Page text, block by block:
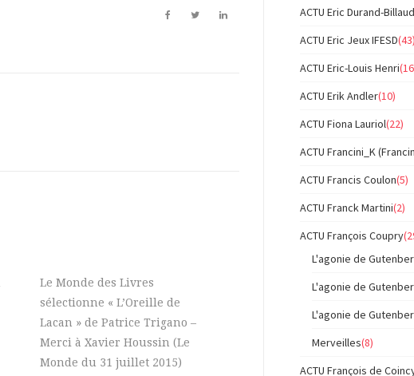
Le Monde des Livres
sélectionne « L’Oreille de
Lacan » de Patrice Trigano –
Merci à Xavier Houssin (Le
Monde du 31 juillet 2015)
ACTU Eric Durand-Billaud
ACTU Eric Jeux IFESD(43)
ACTU Eric-Louis Henri
ACTU Erik Andler(10)
ACTU Fiona Lauriol(22)
ACTU Francini_K
ACTU Francis Coulon(5)
ACTU Franck Martini(2)
ACTU François Coupry
L'agonie de
L'agonie de
L'agonie de
Merveilles(8)
ACTU François de